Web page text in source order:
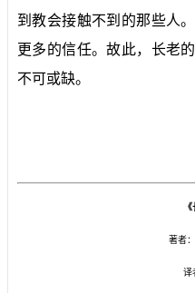
到教会接触不到的那些人
更多的信任。故此，长老
不可或缺。
著者
译